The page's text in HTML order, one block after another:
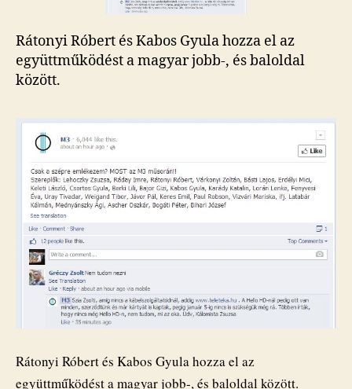
bejegyzéshez
Rátonyi Róbert és Kabos Gyula hozza el az
együttműködést a magyar jobb-, és baloldal
között.
Rátonyi Róbert és Kabos Gyula hozza el az
együttműködést a magyar jobb-, és baloldal között.